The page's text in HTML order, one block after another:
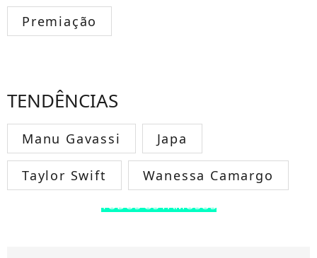
Premiação
TENDÊNCIAS
Manu Gavassi Japa
Taylor Swift Wanessa Camargo
TODOS OS FAMOSOS